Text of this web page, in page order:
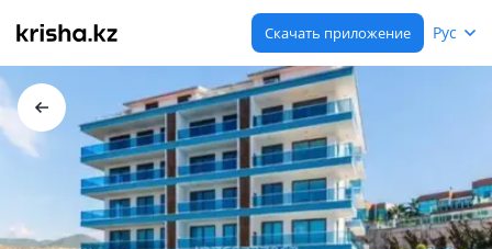
Скачать приложение Рус